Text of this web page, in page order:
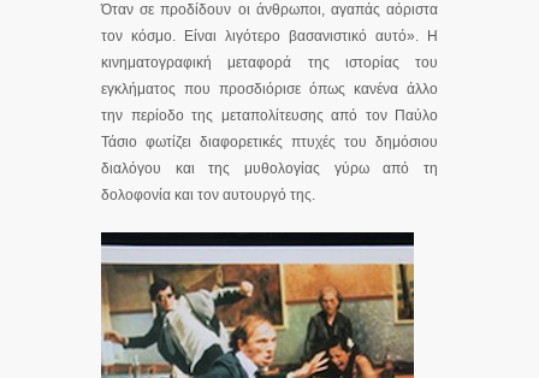
Όταν σε προδίδουν οι άνθρωποι, αγαπάς αόριστα
τον κόσμο. Είναι λιγότερο βασανιστικό αυτό». Η
κινηματογραφική μεταφορά της ιστορίας του
εγκλήματος που προσδιόρισε όπως κανένα άλλο
την περίοδο της μεταπολίτευσης από τον Παύλο
Τάσιο φωτίζει διαφορετικές πτυχές του δημόσιου
διαλόγου και της μυθολογίας γύρω από τη
δολοφονία και τον αυτουργό της.